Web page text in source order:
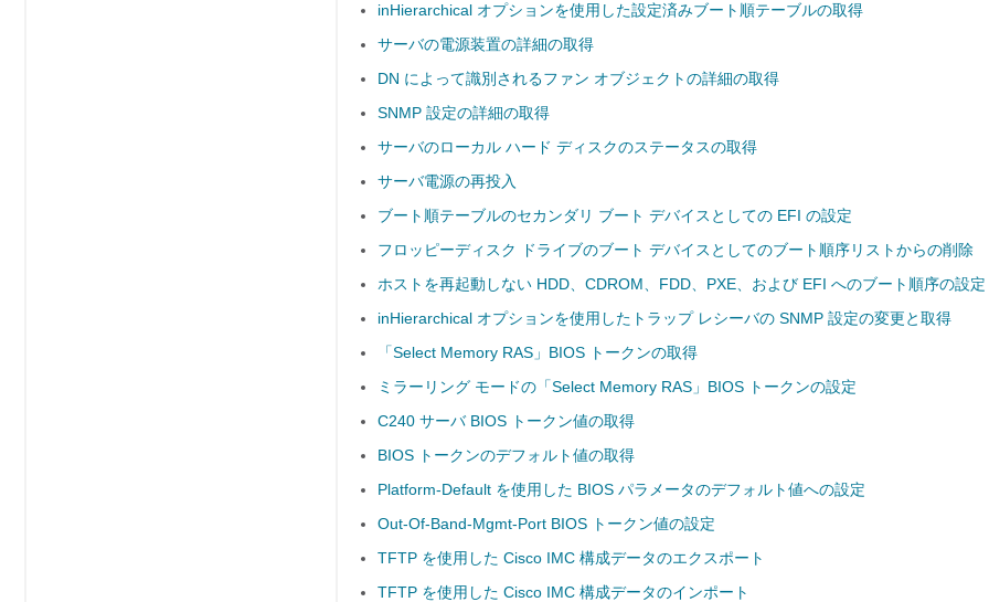
inHierarchical オプションを使用した設定済みブート順テーブルの取得
サーバの電源装置の詳細の取得
DN によって識別されるファン オブジェクトの詳細の取得
SNMP 設定の詳細の取得
サーバのローカル ハード ディスクのステータスの取得
サーバ電源の再投入
ブート順テーブルのセカンダリ ブート デバイスとしての EFI の設定
フロッピーディスク ドライブのブート デバイスとしてのブート順序リストからの削除
ホストを再起動しない HDD、CDROM、FDD、PXE、および EFI へのブート順序の設定
inHierarchical オプションを使用したトラップ レシーバの SNMP 設定の変更と取得
「Select Memory RAS」BIOS トークンの取得
ミラーリング モードの「Select Memory RAS」BIOS トークンの設定
C240 サーバ BIOS トークン値の取得
BIOS トークンのデフォルト値の取得
Platform-Default を使用した BIOS パラメータのデフォルト値への設定
Out-Of-Band-Mgmt-Port BIOS トークン値の設定
TFTP を使用した Cisco IMC 構成データのエクスポート
TFTP を使用した Cisco IMC 構成データのインポート